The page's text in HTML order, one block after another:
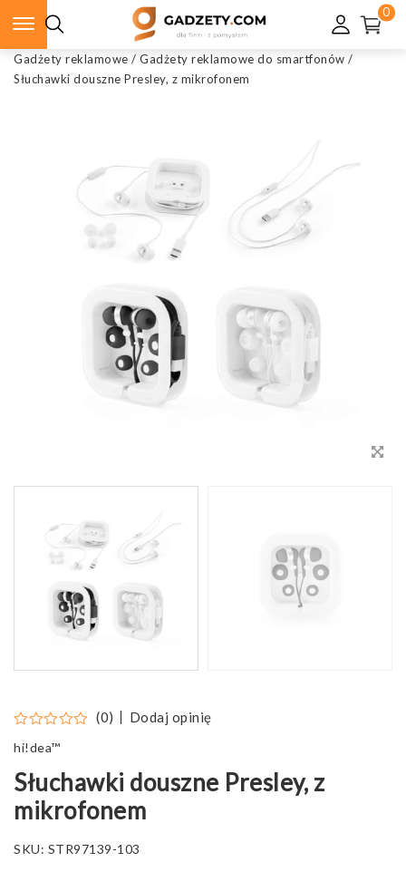
0
Gadżety reklamowe / Gadżety reklamowe do smartfonów /
Słuchawki douszne Presley, z mikrofonem
(0) Dodaj opinię
hi!dea™
Słuchawki douszne Presley, z
mikrofonem
SKU: STR97139-103